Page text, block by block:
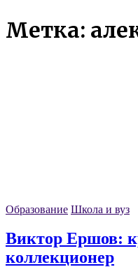
Метка:
Образование Школа и вуз
Виктор Ершов:
коллекционер